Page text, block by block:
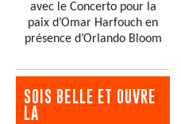
avec le Concerto pour la
paix d’Omar Harfouch en
présence d’Orlando Bloom
SOIS BELLE ET OUVRE
LA